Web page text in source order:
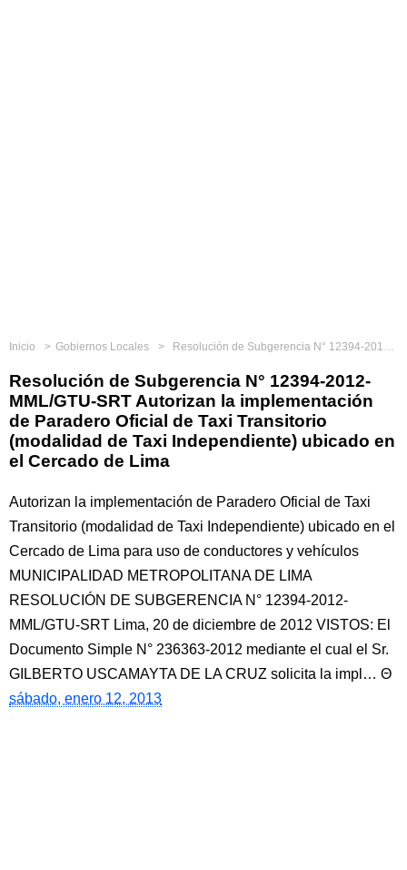
Inicio Gobiernos Locales Resolución de Subgerencia N° 12394-2012-MML/GTU-SRT Autorizan la implementación de Paradero Oficial de Taxi Transitorio (modalidad de Taxi Independiente) ubicado en el Cercado de Lima
Resolución de Subgerencia N° 12394-2012-
MML/GTU-SRT Autorizan la implementación
de Paradero Oficial de Taxi Transitorio
(modalidad de Taxi Independiente) ubicado en
el Cercado de Lima
Autorizan la implementación de Paradero Oficial de Taxi
Transitorio (modalidad de Taxi Independiente) ubicado en el
Cercado de Lima para uso de conductores y vehículos
MUNICIPALIDAD METROPOLITANA DE LIMA
RESOLUCIÓN DE SUBGERENCIA N° 12394-2012-
MML/GTU-SRT Lima, 20 de diciembre de 2012 VISTOS: El
Documento Simple N° 236363-2012 mediante el cual el Sr.
GILBERTO USCAMAYTA DE LA CRUZ solicita la impl…
sábado, enero 12, 2013